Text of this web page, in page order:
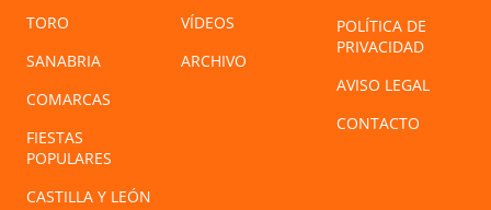
TORO
SANABRIA
COMARCAS
FIESTAS
POPULARES
CASTILLA Y LEÓN
VÍDEOS
ARCHIVO
POLÍTICA DE
PRIVACIDAD
AVISO LEGAL
CONTACTO